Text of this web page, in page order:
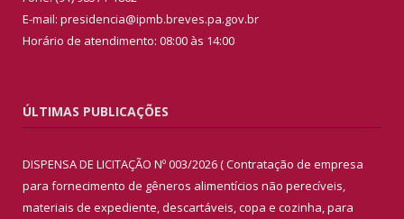
E-mail: presidencia@ipmb.breves.pa.gov.br
Horário de atendimento: 08:00 às 14:00
ÚLTIMAS PUBLICAÇÕES
DISPENSA DE LICITAÇÃO Nº 003/2026 ( Contratação de empresa
para fornecimento de gêneros alimentícios não perecíveis,
materiais de expediente, descartáveis, copa e cozinha, para